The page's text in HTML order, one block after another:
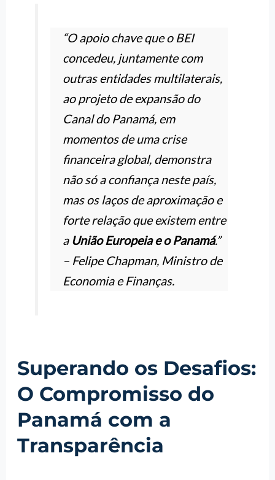
“O apoio chave que o BEI
concedeu, juntamente com
outras entidades multilaterais,
ao projeto de expansão do
Canal do Panamá, em
momentos de uma crise
financeira global, demonstra
não só a confiança neste país,
mas os laços de aproximação e
forte relação que existem entre
a União Europeia e o Panamá.”
– Felipe Chapman, Ministro de
Economia e Finanças.
Superando os Desafios:
O Compromisso do
Panamá com a
Transparência